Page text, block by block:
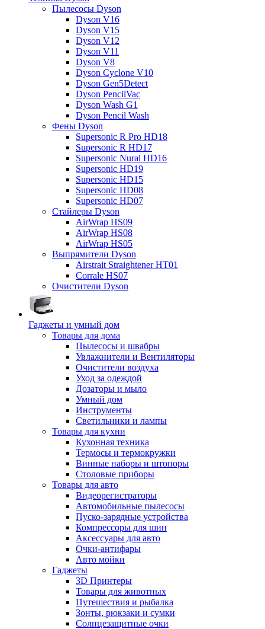
Пылесосы Dyson
Dyson V16
Dyson V15
Dyson V12
Dyson V11
Dyson V8
Dyson Cyclone V10
Dyson Gen5Detect
Dyson PencilVac
Dyson Wash G1
Dyson Pencil Wash
Фены Dyson
Supersonic R Pro HD18
Supersonic R HD17
Supersonic Nural HD16
Supersonic HD19
Supersonic HD15
Supersonic HD08
Supersonic HD07
Стайлеры Dyson
AirWrap HS09
AirWrap HS08
AirWrap HS05
Выпрямители Dyson
Airstrait Straightener HT01
Corrale HS07
Очистители Dyson
Гаджеты и умный дом
Товары для дома
Пылесосы и швабры
Увлажнители и Вентиляторы
Очистители воздуха
Уход за одеждой
Дозаторы и мыло
Умный дом
Инструменты
Светильники и лампы
Товары для кухни
Кухонная техника
Термосы и термокружки
Винные наборы и штопоры
Столовые приборы
Товары для авто
Видеорегистраторы
Автомобильные пылесосы
Пуско-зарядные устройства
Компрессоры для шин
Аксессуары для авто
Очки-антифары
Авто мойки
Гаджеты
3D Принтеры
Товары для животных
Путешествия и рыбалка
Зонты, рюкзаки и сумки
Солнцезащитные очки